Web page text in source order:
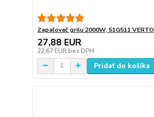
Zapaľovač grilu 2000W, 51G511 VERTO
27,88 EUR
22,67 EUR bez DPH
Pridať do košíka